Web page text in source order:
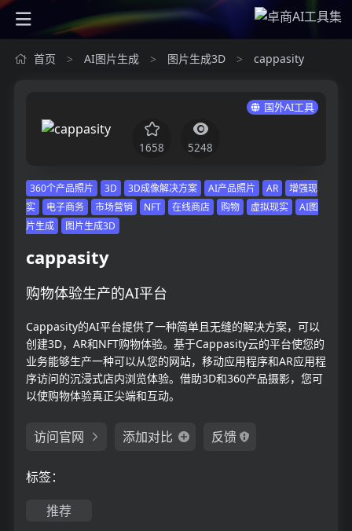
首页 > AI图片生成 > 图片生成3D > cappasity
国外AI工具
1658 5248
360个产品照片 3D 3D成像解决方案 AI产品照片 AR
增强现
实
电子商务 市场营销 NFT 在线商店 购物 虚拟现实
AI图
片生成
图片生成3D
cappasity
购物体验生产的AI平台
Cappasity的AI平台提供了一种简单且无缝的解决方案，可以
创建3D，AR和NFT购物体验。基于Cappasity云的平台使您的
业务能够生产一种可以从您的网站，移动应用程序和AR应用程
序访问的沉浸式店内浏览体验。借助3D和360产品摄影，您可
以使购物体验真正尖端和互动。
访问官网 添加对比 反馈
标签：
推荐